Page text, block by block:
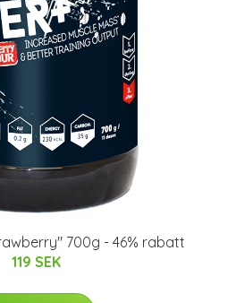
700g - 46% rabatt
119 SEK